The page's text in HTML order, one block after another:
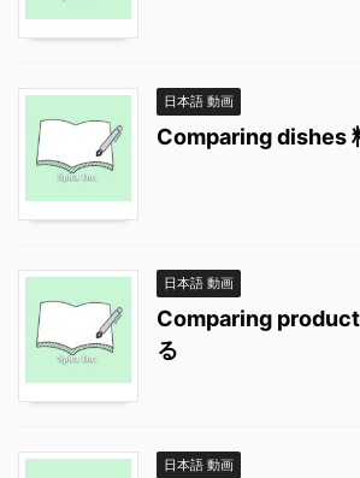
日本語 動画
Comparing dishes
日本語 動画
Comparing
る
日本語 動画